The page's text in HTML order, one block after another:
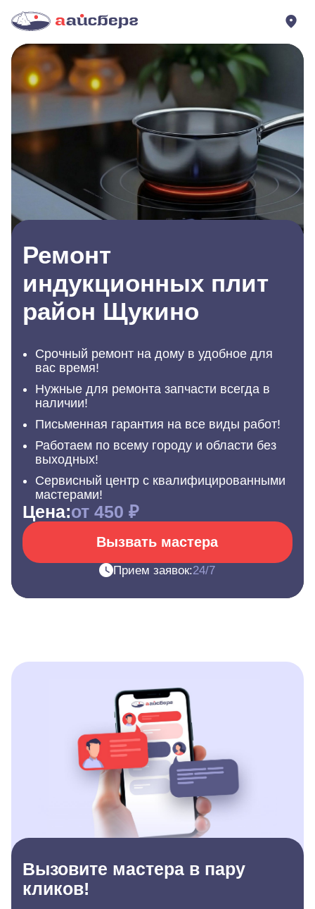
Ремонт
индукционных плит
район Щукино
Срочный ремонт на дому в удобное для
вас время!
Нужные для ремонта запчасти всегда в
наличии!
Письменная гарантия на все виды работ!
Работаем по всему городу и области без
выходных!
Сервисный центр с квалифицированными
мастерами!
Цена:от 450 ₽
Вызвать мастера
Прием заявок:24/7
Вызовите мастера в пару
кликов!